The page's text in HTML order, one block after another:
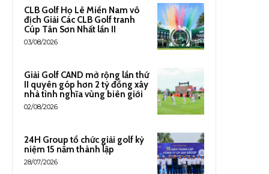
CLB Golf Họ Lê Miền Nam vô
địch Giải Các CLB Golf tranh
Cúp Tân Sơn Nhất lần II
03/08/2026
Giải Golf CAND mở rộng lần thứ
II quyên góp hơn 2 tỷ đồng xây
nhà tình nghĩa vùng biên giới
02/08/2026
24H Group tổ chức giải golf kỷ
niệm 15 năm thành lập
28/07/2026